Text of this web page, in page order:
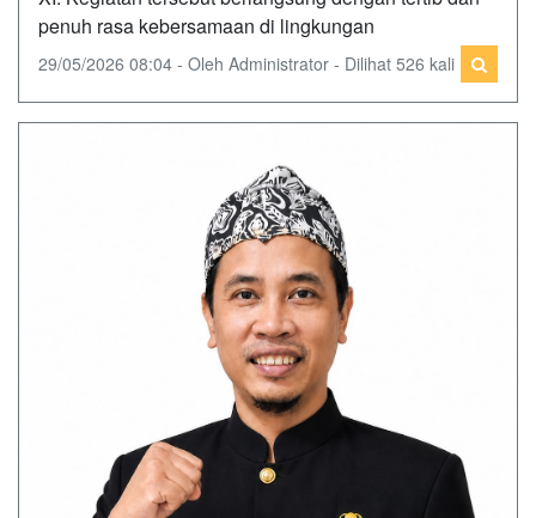
penuh rasa kebersamaan di lingkungan
29/05/2026 08:04 - Oleh Administrator - Dilihat 526 kali